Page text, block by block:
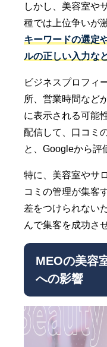
しかし、美容室や
種では上位争いが
キーワードの選定
ルの正しい入力な
ビジネスプロフィ
所、営業時間など
に表示される可能
配信して、口コミ
と、Googleから評
特に、美容室やサ
コミの管理が集客
差をつけられない
んで集客を成功さ
MEOの美容
への影響